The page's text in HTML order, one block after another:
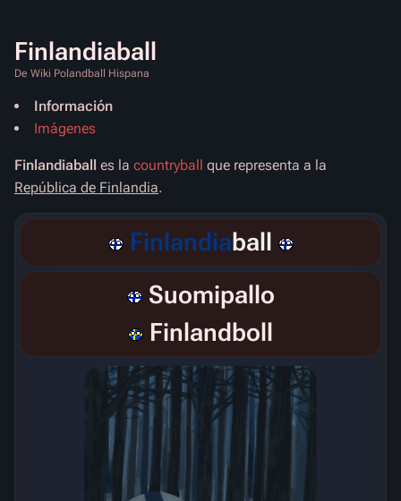
Finlandiaball
De Wiki Polandball Hispana
Información
Imágenes
Finlandiaball es la countryball que representa a la
República de Finlandia.
Finlandiaball
Suomipallo
Finlandboll